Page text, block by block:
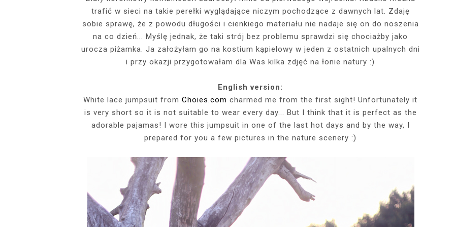
EVENTS
SENSUAL PHOTOBOOK
MORE ME THAN EVER :)
2025 - THE
PHOTOS ON
SPÓDNICZKA, CZARNE
RAJSTOPY I SZPILKI + PIOSENKI,
KTÓRYMI PRAGNĘ SIĘ Z WAMI
SZARA SPÓDNICZKA I CZARNE
RAJSTOPY + PIOSENKI, KTÓRYMI
PRAGNĘ SIĘ Z WAMI PODZIELIĆ
FALBANAMI,
I SZPILKI +
PRAGNĘ SIĘ
BUDUAROWE SESJE + 100 ZŁ DO
WYKORZYSTANIA W SERWISIE
AIRBNB
DLACZEGO MONA LISA STAŁA
SIĘ SŁAWNA I KOGO ZASTĄPIŁA
WENUS Z MILO?
WIZYTA W
CZARNE LEGGINSY I
GRANATOWY T-SHIRT Z NAPISEM
PRACOWNI FRYZJERSKIEJ CUT
CUT
JAKIEGO
CZYM
WŁOSY?
trafić w sieci na takie perełki wyglądające niczym pochodzące z dawnych lat. Zdaję
sobie sprawę, że z powodu długości i cienkiego materiału nie nadaje się on do noszenia
na co dzień... Myślę jednak, że taki strój bez problemu sprawdzi się chociażby jako
urocza piżamka. Ja założyłam go na kostium kąpielowy w jeden z ostatnich upalnych dni
i przy okazji przygotowałam dla Was kilka zdjęć na łonie natury :)
English version:
White lace jumpsuit from Choies.com charmed me from the first sight! Unfortunately it
is very short so it is not suitable to wear every day... But I think that it is perfect as the
adorable pajamas! I wore this jumpsuit in one of the last hot days and by the way, I
prepared for you a few pictures in the nature scenery :)